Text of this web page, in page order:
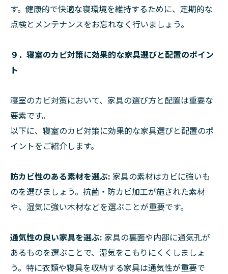
す。健康的で快適な寝環境を維持するために、定期的な
点検とメンテナンスをお忘れなく行いましょう。
９．寝室のカビ対策に効果的な家具選びと配置のポイン
ト
寝室のカビ対策において、家具の選び方と配置は重要な
要素です。
以下に、寝室のカビ対策に効果的な家具選びと配置のポ
イントをご紹介します。
防カビ性のある素材を選ぶ: 家具の素材はカビに強いも
のを選びましょう。抗菌・防カビ加工が施された素材
や、湿気に強い木材などを選ぶことが重要です。
通気性の良い家具を選ぶ: 家具の裏面や内部に通気孔が
あるものを選ぶことで、湿気をこもりにくくしましょ
う。特に衣類や寝具を収納する家具は通気性が重要で